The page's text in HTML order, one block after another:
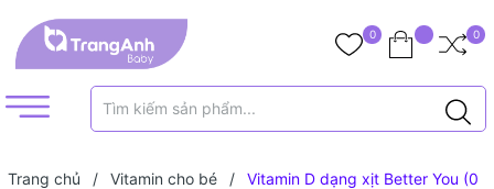
0 0
Trang chủ / Vitamin cho bé /
Vitamin D dạng xịt Better You (0